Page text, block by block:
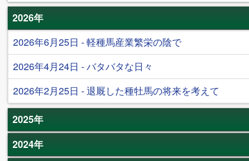
2026年
2026年6月25日 - 軽種馬産業繁栄の陰で
2026年4月24日 - バタバタな日々
2026年2月25日 - 退厩した種牡馬の将来を考えて
2025年
2024年